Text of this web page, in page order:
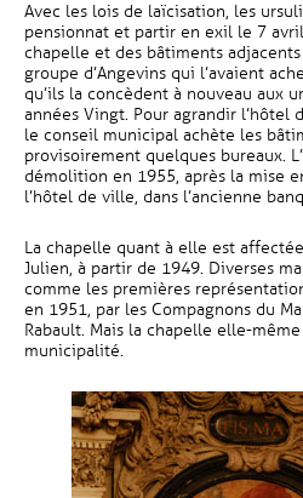
Avec les lois de laïcisation, les
pensionnat et partir en exil le 7
chapelle et des bâtiments
groupe d’Angevins qui l’avaient
qu’ils la concèdent à nouveau aux
années Vingt. Pour agrandir l’hôtel
le conseil municipal achète les
provisoirement quelques bureaux.
démolition en 1955, après la mise
l’hôtel de ville, dans l’ancienne
La chapelle quant à elle est
Julien, à partir de 1949. Diverses
comme les premières
en 1951, par les Compagnons du
Rabault. Mais la chapelle elle-
municipalité.